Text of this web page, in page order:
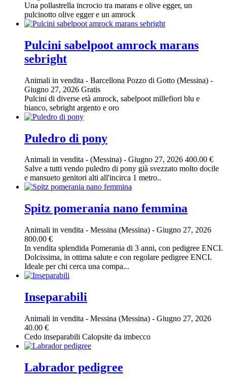
Una pollastrella incrocio tra marans e olive egger, un
pulcinotto olive egger e un amrock
Pulcini sabelpoot amrock marans
sebright
Animali in vendita - Barcellona Pozzo di Gotto (Messina) -
Giugno 27, 2026 Gratis
Pulcini di diverse età amrock, sabelpoot millefiori blu e
bianco, sebright argento e oro
Puledro di pony
Animali in vendita - (Messina) - Giugno 27, 2026 400.00 €
Salve a tutti vendo puledro di pony già svezzato molto docile
e mansueto genitori alti all'incirca 1 metro..
Spitz pomerania nano femmina
Animali in vendita - Messina (Messina) - Giugno 27, 2026
800.00 €
In vendita splendida Pomerania di 3 anni, con pedigree ENCI.
Dolcissima, in ottima salute e con regolare pedigree ENCI.
Ideale per chi cerca una compa...
Inseparabili
Animali in vendita - Messina (Messina) - Giugno 27, 2026
40.00 €
Cedo inseparabili Calopsite da imbecco
Labrador pedigree